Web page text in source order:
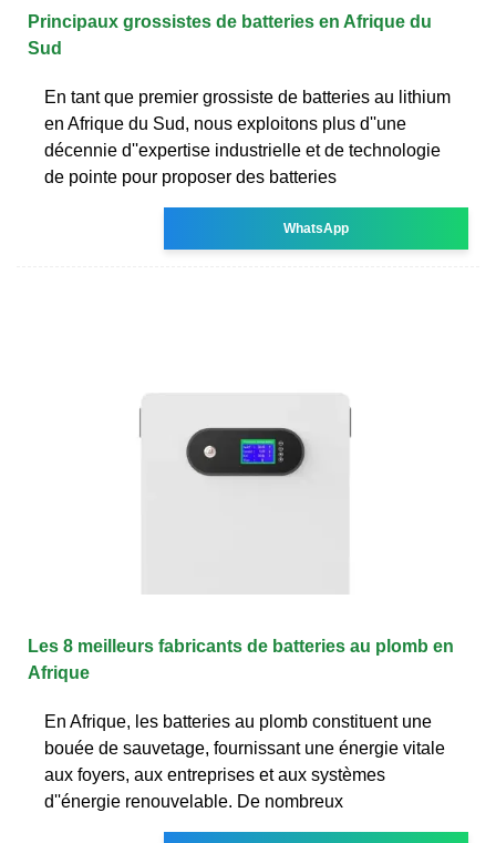
Principaux grossistes de batteries en Afrique du
Sud
En tant que premier grossiste de batteries au lithium
en Afrique du Sud, nous exploitons plus d''une
décennie d''expertise industrielle et de technologie
de pointe pour proposer des batteries
WhatsApp
Les 8 meilleurs fabricants de batteries au plomb en
Afrique
En Afrique, les batteries au plomb constituent une
bouée de sauvetage, fournissant une énergie vitale
aux foyers, aux entreprises et aux systèmes
d''énergie renouvelable. De nombreux